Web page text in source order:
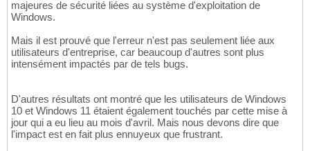
majeures de sécurité liées au système d'exploitation de
Windows.
Mais il est prouvé que l'erreur n'est pas seulement liée aux
utilisateurs d'entreprise, car beaucoup d'autres sont plus
intensément impactés par de tels bugs.
D'autres résultats ont montré que les utilisateurs de Windows
10 et Windows 11 étaient également touchés par cette mise à
jour qui a eu lieu au mois d'avril. Mais nous devons dire que
l'impact est en fait plus ennuyeux que frustrant.